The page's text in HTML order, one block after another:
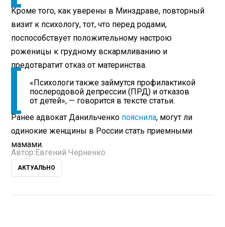
Кроме того, как уверены в Минздраве, повторный
визит к психологу, тот, что перед родами,
поспособствует положительному настрою
роженицы к грудному вскармливанию и
предотвратит отказ от материнства.
«Психологи также займутся профилактикой
послеродовой депрессии (ПРД) и отказов
от детей», — говорится в тексте статьи.
Ранее адвокат Данильченко пояснила, могут ли
одинокие женщины в России стать приемными
мамами.
Автор: Евгений Черненко
АКТУАЛЬНО